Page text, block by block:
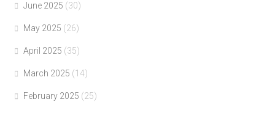
June 2025 (30)
May 2025 (26)
April 2025 (35)
March 2025 (14)
February 2025 (25)